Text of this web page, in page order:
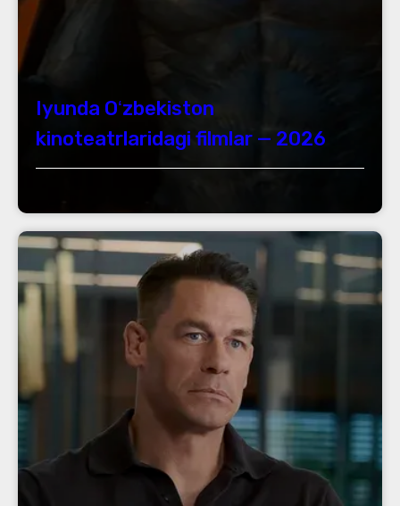
Iyunda Oʻzbekiston
kinoteatrlaridagi filmlar — 2026